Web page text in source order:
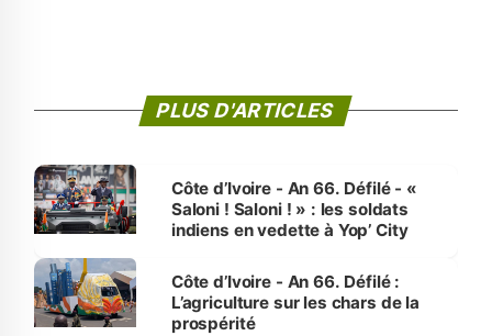
PLUS D'ARTICLES
Côte d’Ivoire - An 66. Défilé - «
Saloni ! Saloni ! » : les soldats
indiens en vedette à Yop’ City
Côte d’Ivoire - An 66. Défilé :
L’agriculture sur les chars de la
prospérité